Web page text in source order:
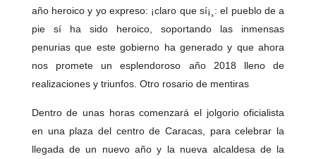
año heroico y yo expreso: ¡claro que sí¡¸: el pueblo de a
pie sí ha sido heroico, soportando las inmensas
penurias que este gobierno ha generado y que ahora
nos promete un esplendoroso año 2018 lleno de
realizaciones y triunfos. Otro rosario de mentiras
Dentro de unas horas comenzará el jolgorio oficialista
en una plaza del centro de Caracas, para celebrar la
llegada de un nuevo año y la nueva alcaldesa de la